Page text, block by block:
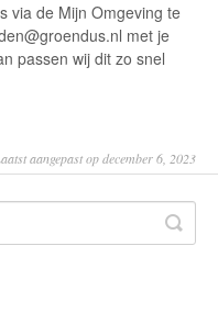
via de Mijn Omgeving te
met je
passen wij dit zo snel
aangepast op december 6, 2023